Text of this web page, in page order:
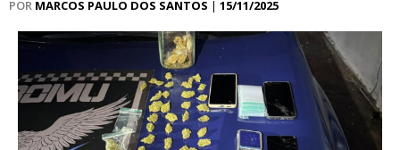
POR MARCOS PAULO DOS SANTOS | 15/11/2025